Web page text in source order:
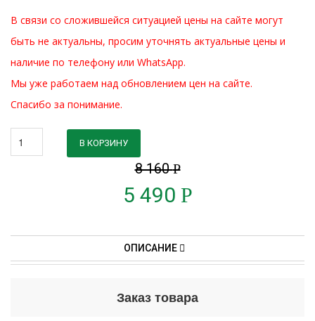
В связи со сложившейся ситуацией цены на сайте могут
быть не актуальны, просим уточнять актуальные цены и
наличие по телефону или WhatsApp.
Мы уже работаем над обновлением цен на сайте.
Спасибо за понимание.
8 160Р
5 490 Р
В КОРЗИНУ
ОПИСАНИЕ
Заказ товара